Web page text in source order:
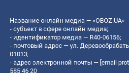
Название онлайн медиа — «OBOZ.UA»
- субъект в сфере онлайн медиа;
- идентификатор медиа — R40-06156;
- почтовый адрес — ул.
01013;
- адрес электронной почты — [email
585 46 20